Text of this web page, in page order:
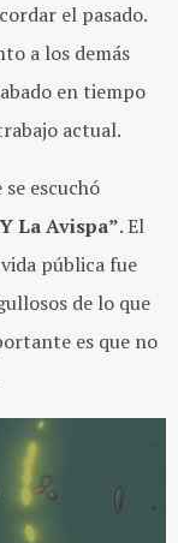
el pasado.
a los demás
en tiempo
actual.
escuchó
La Avispa”. El
pública fue
de lo que
es que no